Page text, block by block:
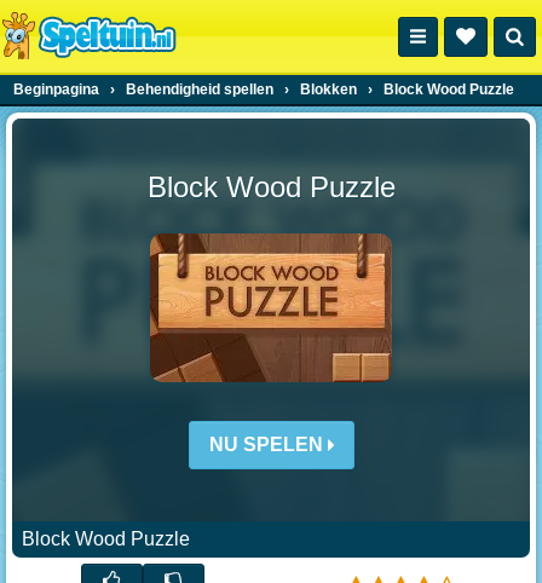
Beginpagina › Behendigheid spellen › Blokken › Block Wood Puzzle
Block Wood Puzzle
NU SPELEN
Block Wood Puzzle